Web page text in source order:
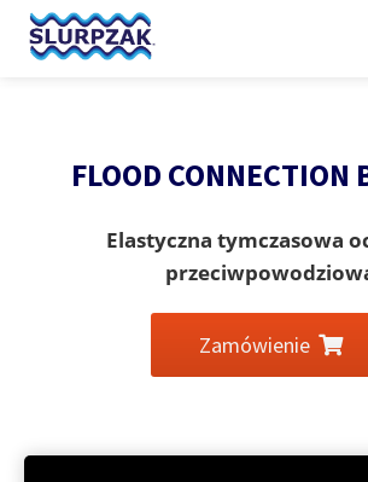
FLOOD CONNECTION
Elastyczna tymczasowa
Zamówienie